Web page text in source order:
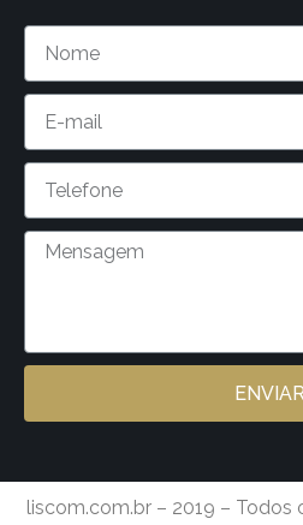
liscom.com.br – 2019 –